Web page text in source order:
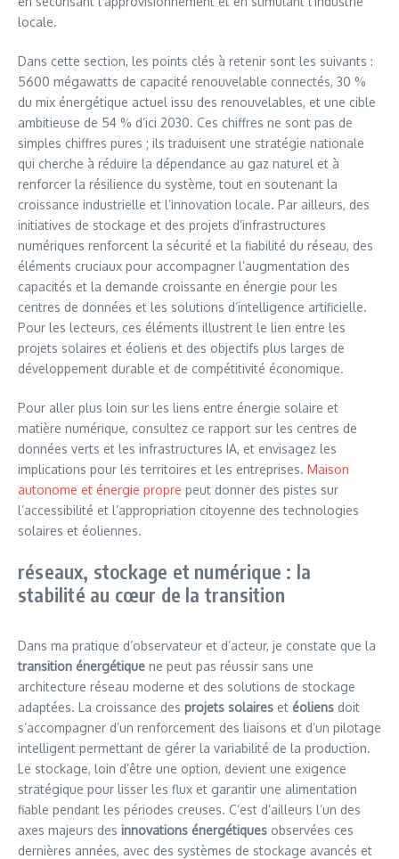
locale.
Dans cette section, les points clés à retenir sont les suivants :
5600 mégawatts de capacité renouvelable connectés, 30 %
du mix énergétique actuel issu des renouvelables, et une cible
ambitieuse de 54 % d’ici 2030. Ces chiffres ne sont pas de
simples chiffres pures ; ils traduisent une stratégie nationale
qui cherche à réduire la dépendance au gaz naturel et à
renforcer la résilience du système, tout en soutenant la
croissance industrielle et l’innovation locale. Par ailleurs, des
initiatives de stockage et des projets d’infrastructures
numériques renforcent la sécurité et la fiabilité du réseau, des
éléments cruciaux pour accompagner l’augmentation des
capacités et la demande croissante en énergie pour les
centres de données et les solutions d’intelligence artificielle.
Pour les lecteurs, ces éléments illustrent le lien entre les
projets solaires et éoliens et des objectifs plus larges de
développement durable et de compétitivité économique.
Pour aller plus loin sur les liens entre énergie solaire et
matière numérique, consultez ce rapport sur les centres de
données verts et les infrastructures IA, et envisagez les
implications pour les territoires et les entreprises. Maison
autonome et énergie propre peut donner des pistes sur
l’accessibilité et l’appropriation citoyenne des technologies
solaires et éoliennes.
réseaux, stockage et numérique : la
stabilité au cœur de la transition
Dans ma pratique d’observateur et d’acteur, je constate que la
transition énergétique ne peut pas réussir sans une
architecture réseau moderne et des solutions de stockage
adaptées. La croissance des projets solaires et éoliens doit
s’accompagner d’un renforcement des liaisons et d’un pilotage
intelligent permettant de gérer la variabilité de la production.
Le stockage, loin d’être une option, devient une exigence
stratégique pour lisser les flux et garantir une alimentation
fiable pendant les périodes creuses. C’est d’ailleurs l’un des
axes majeurs des innovations énergétiques observées ces
dernières années, avec des systèmes de stockage avancés et